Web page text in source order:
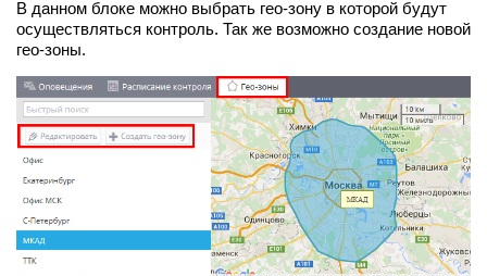
В данном блоке можно выбрать гео-зону в которой будут
осуществляться контроль. Так же возможно создание новой
гео-зоны.